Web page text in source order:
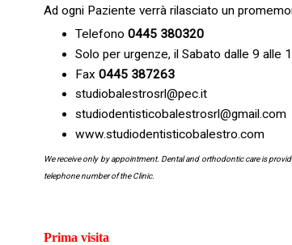
Ad ogni Paziente verrà rilasciato un
Telefono 0445 380320
Solo per urgenze, il Sabato dalle 9 alle
Fax 0445 387263
studiobalestrosrl@pec.it
studiodentisticobalestrosrl@gmail.com
www.studiodentisticobalestro.com
We receive only by appointment. Dental and orthodontic care is
telephone number of the Clinic.
Prima visita